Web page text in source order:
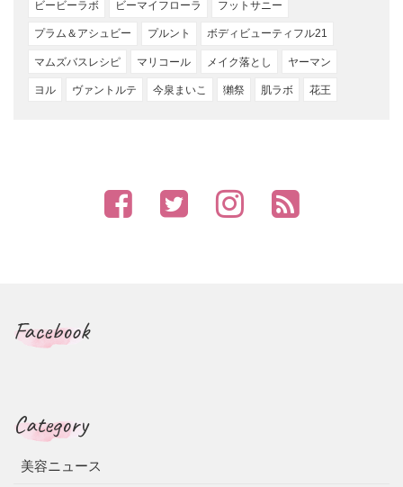
ビービーラボ ビーマイフローラ フットサニー
プラム＆アシュビー プルント ボディビューティフル21
マムズバスレシピ マリコール メイク落とし ヤーマン
ヨル ヴァントルテ 今泉まいこ 獺祭 肌ラボ 花王
Facebook
Category
美容ニュース